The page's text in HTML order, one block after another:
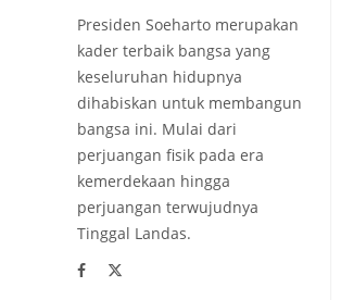
Presiden Soeharto merupakan
kader terbaik bangsa yang
keseluruhan hidupnya
dihabiskan untuk membangun
bangsa ini. Mulai dari
perjuangan fisik pada era
kemerdekaan hingga
perjuangan terwujudnya
Tinggal Landas.